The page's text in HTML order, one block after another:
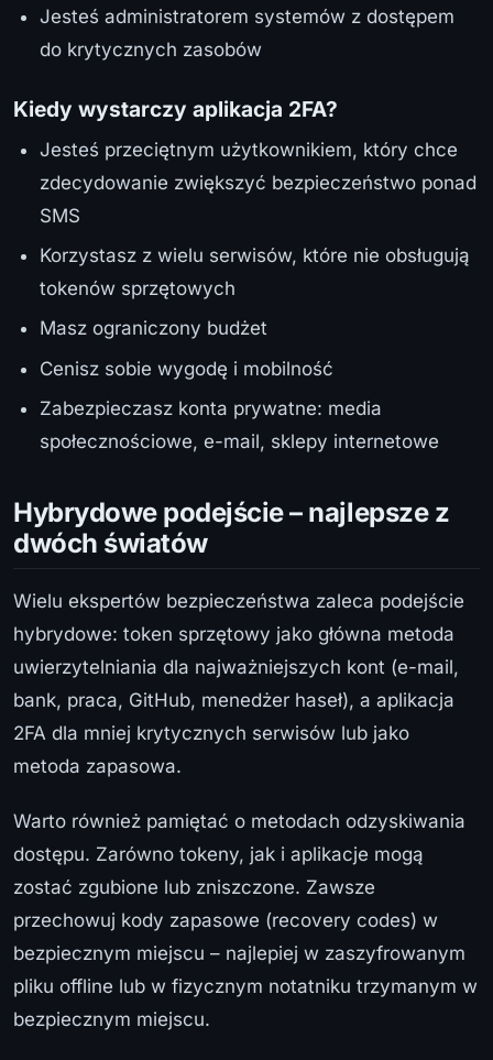
Jesteś administratorem systemów z dostępem
do krytycznych zasobów
Kiedy wystarczy aplikacja 2FA?
Jesteś przeciętnym użytkownikiem, który chce
zdecydowanie zwiększyć bezpieczeństwo ponad
SMS
Korzystasz z wielu serwisów, które nie obsługują
tokenów sprzętowych
Masz ograniczony budżet
Cenisz sobie wygodę i mobilność
Zabezpieczasz konta prywatne: media
społecznościowe, e-mail, sklepy internetowe
Hybrydowe podejście – najlepsze z
dwóch światów
Wielu ekspertów bezpieczeństwa zaleca podejście
hybrydowe: token sprzętowy jako główna metoda
uwierzytelniania dla najważniejszych kont (e-mail,
bank, praca, GitHub, menedżer haseł), a aplikacja
2FA dla mniej krytycznych serwisów lub jako
metoda zapasowa.
Warto również pamiętać o metodach odzyskiwania
dostępu. Zarówno tokeny, jak i aplikacje mogą
zostać zgubione lub zniszczone. Zawsze
przechowuj kody zapasowe (recovery codes) w
bezpiecznym miejscu – najlepiej w zaszyfrowanym
pliku offline lub w fizycznym notatniku trzymanym w
bezpiecznym miejscu.